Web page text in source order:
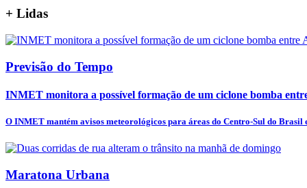
+ Lidas
Previsão do Tempo
INMET monitora a possível formação de um ciclone bomba
O INMET mantém avisos meteorológicos para áreas do Centro-Sul do Brasil
Maratona Urbana